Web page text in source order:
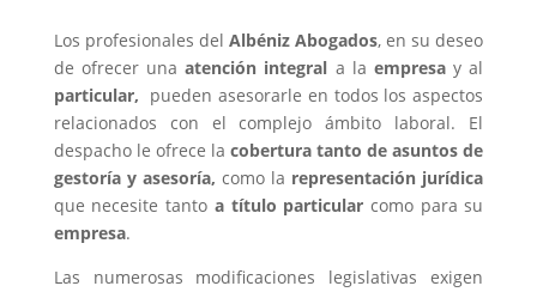
Los profesionales del Albéniz Abogados, en su deseo
de ofrecer unaatención integral a la empresay al
particular, pueden asesorarle en todos los aspectos
relacionados con el complejo ámbito laboral. El
despacho le ofrece la cobertura tanto de asuntos de
gestoría y asesoría, como la representación jurídica
que necesite tanto a título particular como para su
empresa.
Las numerosas modificaciones legislativas exigen